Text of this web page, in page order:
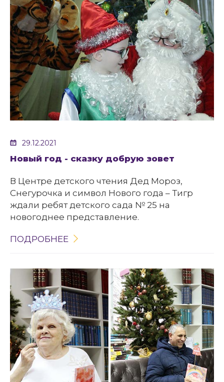
29.12.2021
Новый год - сказку добрую зовет
В Центре детского чтения Дед Мороз,
Снегурочка и символ Нового года – Тигр
ждали ребят детского сада № 25 на
новогоднее представление.
ПОДРОБНЕЕ